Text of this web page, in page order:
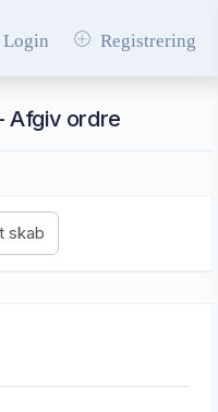
Login Registrering
Afgiv ordre